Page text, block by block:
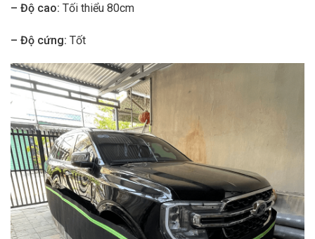
– Độ cao: Tối thiểu 80cm
– Độ cứng: Tốt